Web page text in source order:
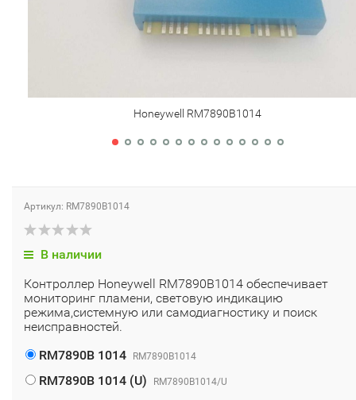
Honeywell RM7890B1014
Артикул: RM7890B1014
В наличии
Контроллер Honeywell RM7890B1014 обеспечивает
мониторинг пламени, световую индикацию
режима,системную или самодиагностику и поиск
неисправностей.
RM7890B 1014
RM7890B1014
RM7890B 1014 (U) RM7890B1014/U